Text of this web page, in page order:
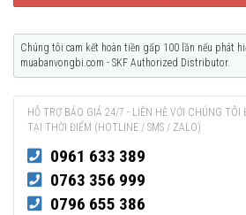
Chúng tôi cam kết hoàn tiền gấp 100 lần nếu phát
muabanvongbi.com - SKF Authorized Distributor.
HỖ TRỢ BÁO GIÁ 24/7 - LIÊN HỆ VỚI CHÚNG
TẠI THỜI ĐIỂM (HOTLINE / SMS / ZALO)
0961 633 389
0763 356 999
0796 655 386